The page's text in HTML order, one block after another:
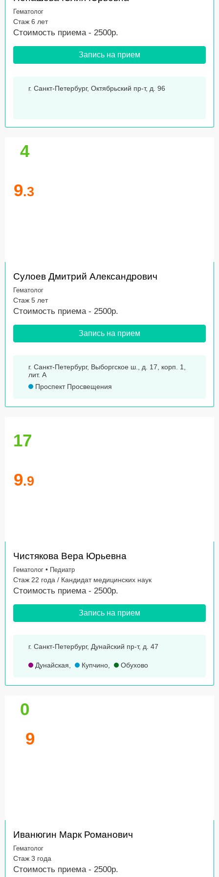
Гематолог
Стаж 6 лет
Стоимость приема - 2500р.
Запись на прием
г. Санкт-Петербург, Октябрьский пр-т, д. 96
4
9.3
Сулоев Дмитрий Александрович
Гематолог
Стаж 5 лет
Стоимость приема - 2500р.
Запись на прием
г. Санкт-Петербург, Выборгское ш., д. 17, корп. 1,
лит. А
Проспект Просвещения
17
9.9
Чистякова Вера Юрьевна
Гематолог • Педиатр
Стаж 22 года / Кандидат медицинских наук
Стоимость приема - 2500р.
Запись на прием
г. Санкт-Петербург, Дунайский пр-т, д. 47
Дунайская, Купчино, Обухово
0
9
Иванюгин Марк Романович
Гематолог
Стаж 3 года
Стоимость приема - 2500р.